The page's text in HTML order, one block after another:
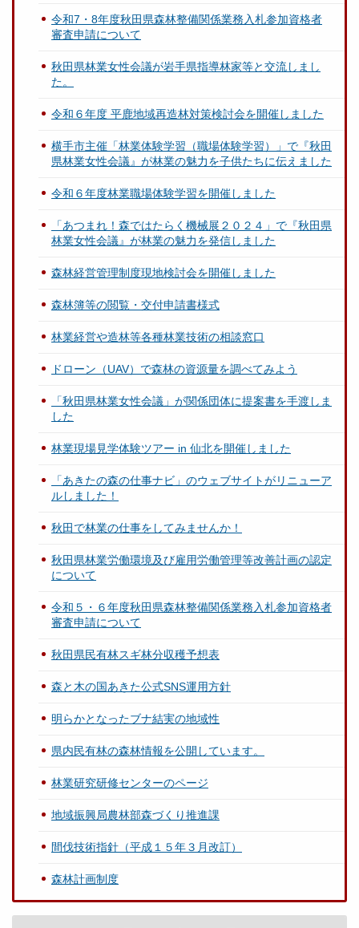
令和7・8年度秋田県森林整備関係業務入札参加資格者
審査申請について
秋田県林業女性会議が岩手県指導林家等と交流しまし
た。
令和６年度 平鹿地域再造林対策検討会を開催しました
横手市主催「林業体験学習（職場体験学習）」で『秋田
県林業女性会議』が林業の魅力を子供たちに伝えました
令和６年度林業職場体験学習を開催しました
「あつまれ！森ではたらく機械展２０２４」で『秋田県
林業女性会議』が林業の魅力を発信しました
森林経営管理制度現地検討会を開催しました
森林簿等の閲覧・交付申請書様式
林業経営や造林等各種林業技術の相談窓口
ドローン（UAV）で森林の資源量を調べてみよう
「秋田県林業女性会議」が関係団体に提案書を手渡しま
した
林業現場見学体験ツアー in 仙北を開催しました
「あきたの森の仕事ナビ」のウェブサイトがリニューア
ルしました！
秋田で林業の仕事をしてみませんか！
秋田県林業労働環境及び雇用労働管理等改善計画の認定
について
令和５・６年度秋田県森林整備関係業務入札参加資格者
審査申請について
秋田県民有林スギ林分収穫予想表
森と木の国あきた公式SNS運用方針
明らかとなったブナ結実の地域性
県内民有林の森林情報を公開しています。
林業研究研修センターのページ
地域振興局農林部森づくり推進課
間伐技術指針（平成１５年３月改訂）
森林計画制度